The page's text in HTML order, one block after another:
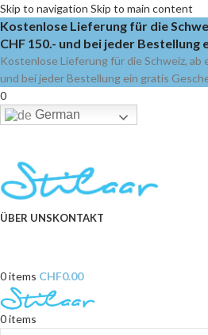
Skip to navigation Skip to main content
Kostenlose Lieferung für die
CHF 150.- und bei jeder Bestellung
Kostenlose Lieferung für die Schweiz, ab
und bei jeder Bestellung ein gratis
0
German
ÜBER UNSKONTAKT
0items CHF0.00
0items